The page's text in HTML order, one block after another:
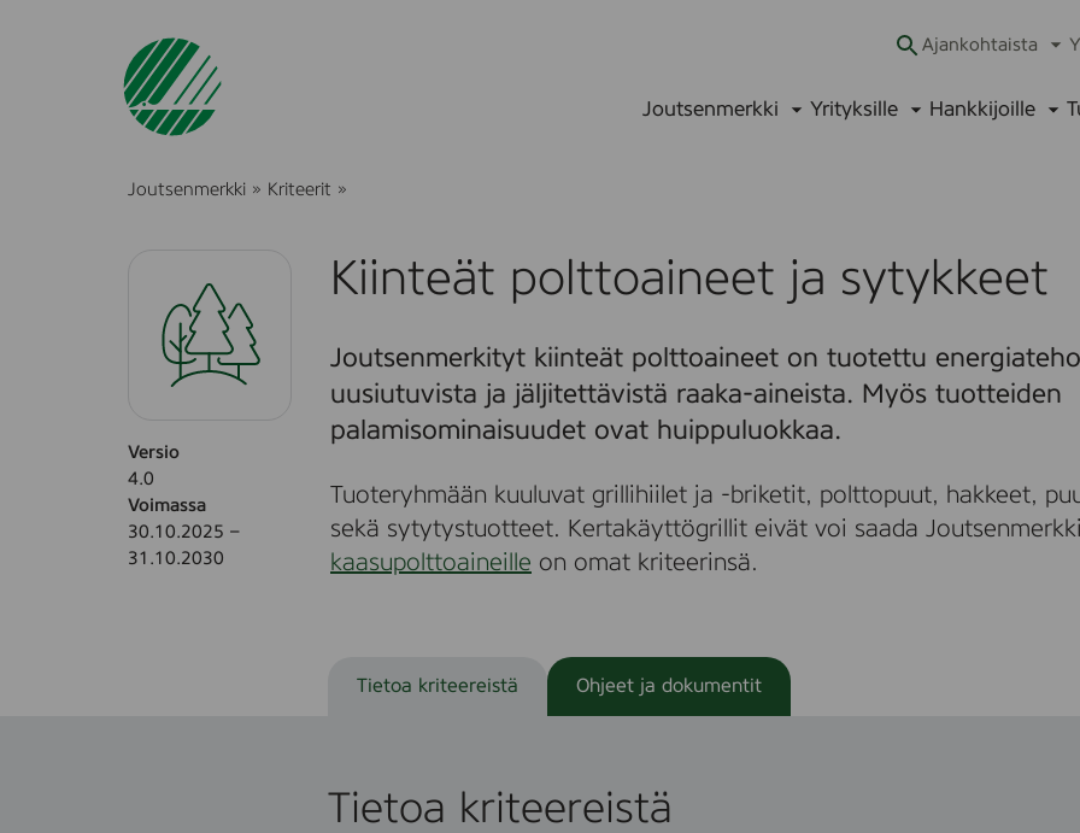
Ajankohtaista
Joutsenmerkki Yrityksille Hankkijoille
Joutsenmerkki » Kriteerit »
t
e
p
l
t
t
a
i
n
e
e
Versio
4.0
Voimassa
30.10.2025 –
31.10.2030
Kiinteät polttoaineet ja sytykkeet
Joutsenmerkityt kiinteät polttoaineet on tuotettu
uusiutuvista ja jäljitettävistä raaka-aineista. Myös tuotteiden
palamisominaisuudet ovat huippuluokkaa.
Tuoteryhmään kuuluvat grillihiilet ja -briketit, polttopuut, hakkeet,
sekä sytytystuotteet. Kertakäyttögrillit eivät voi saada
kaasupolttoaineille on omat kriteerinsä.
Tietoa kriteereistä Ohjeet ja dokumentit
Tietoa kriteereistä